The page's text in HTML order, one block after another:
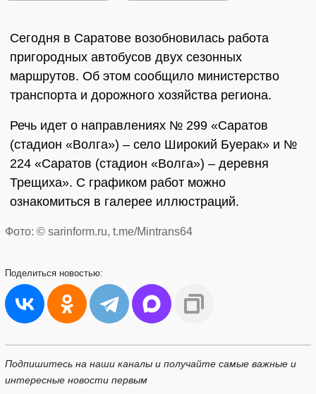
Сегодня в Саратове возобновилась работа
пригородных автобусов двух сезонных
маршрутов. Об этом сообщило министерство
транспорта и дорожного хозяйства региона.
Речь идет о направлениях № 299 «Саратов
(стадион «Волга») – село Широкий Буерак» и №
224 «Саратов (стадион «Волга») – деревня
Трещиха». С графиком работ можно
ознакомиться в галерее иллюстраций.
Фото: © sarinform.ru, t.me/Mintrans64
Поделиться новостью:
Подпишитесь на наши каналы и получайте самые важные и
интересные новости первым